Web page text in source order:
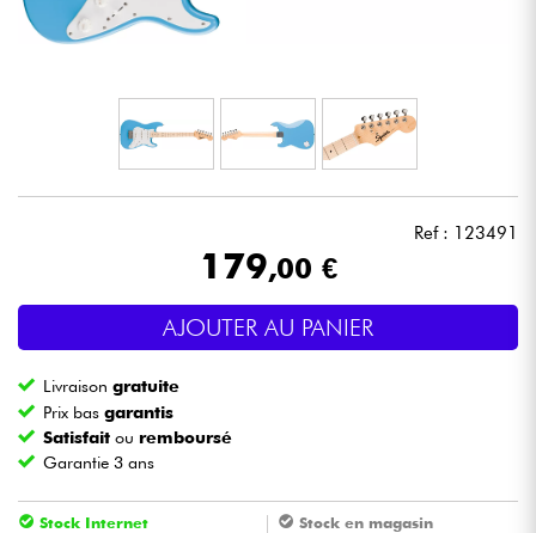
Micros & HF
Eclairage
Vents
Ref : 123491
179,00 €
AJOUTER AU PANIER
Livraisongratuite
Prix basgarantis
Satisfait ou remboursé
Garantie 3 ans
Stock Internet
Stock en magasin